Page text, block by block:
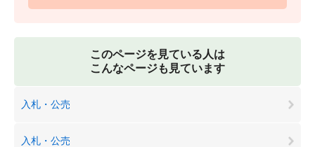
このページを見ている人は
こんなページも見ています
入札・公売
入札・公売